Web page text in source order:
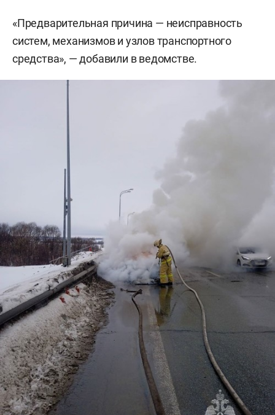
«Предварительная причина — неисправность
систем, механизмов и узлов транспортного
средства», — добавили в ведомстве.